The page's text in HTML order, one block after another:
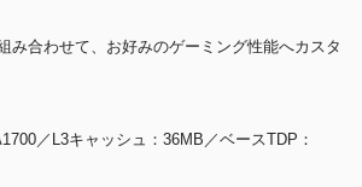
み合わせて、お好みのゲーミング性能へカスタ
／L3キャッシュ：36MB／ベースTDP：